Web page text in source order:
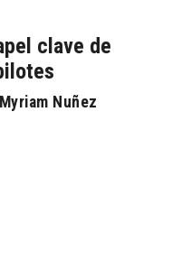
clave de
Nuñez